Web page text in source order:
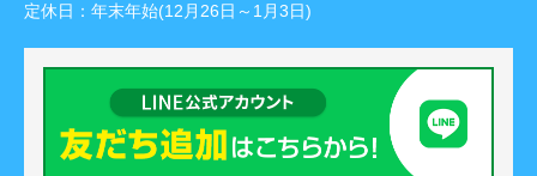
定休日： 年末年始(12月26日～1月3日)